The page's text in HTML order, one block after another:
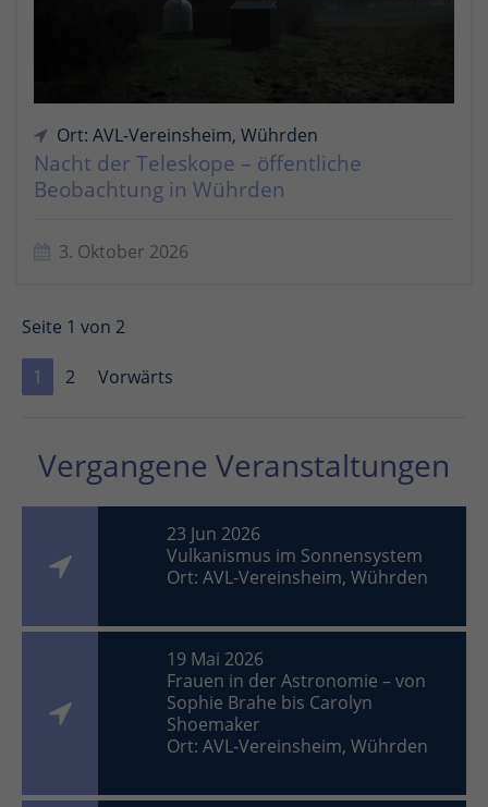
Ort: AVL-Vereinsheim, Wührden
Nacht der Teleskope – öffentliche
Beobachtung in Wührden
3. Oktober 2026
Seite 1 von 2
1 2 Vorwärts
Vergangene Veranstaltungen
23 Jun 2026
Vulkanismus im Sonnensystem
Ort: AVL-Vereinsheim, Wührden
19 Mai 2026
Frauen in der Astronomie – von
Sophie Brahe bis Carolyn
Shoemaker
Ort: AVL-Vereinsheim, Wührden